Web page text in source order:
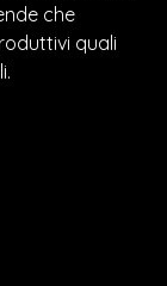
che
quali